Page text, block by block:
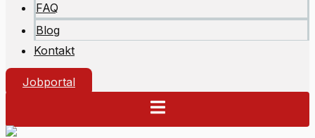
FAQ
Blog
Kontakt
Jobportal